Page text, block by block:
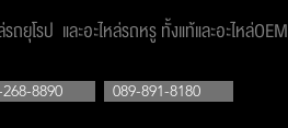
ยุโรป และอะไหล่รถหรู ทั้งแท้และอะไหล่OEM
8890 089-891-8180